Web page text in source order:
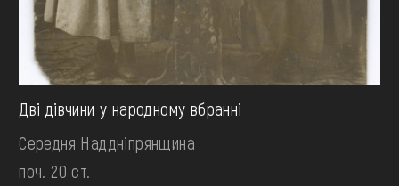
Дві дівчини у народному вбранні
Середня Наддніпрянщина
поч. 20 ст.